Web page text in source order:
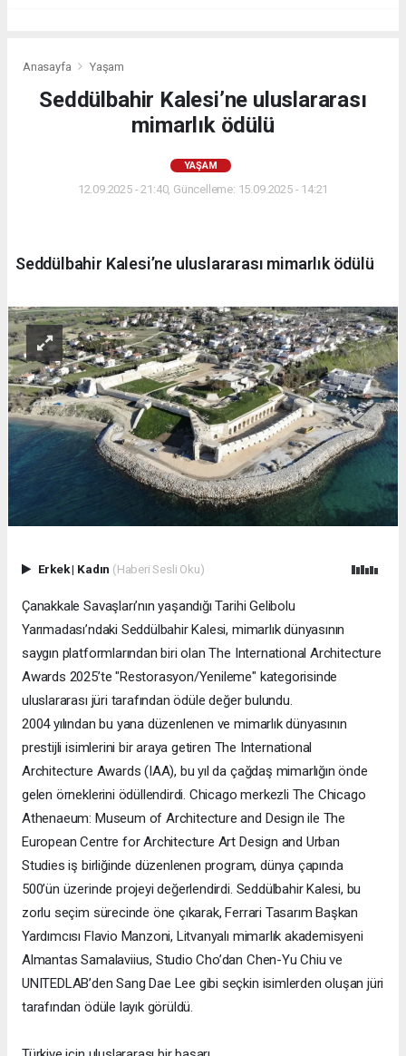
Anasayfa Yaşam
Seddülbahir Kalesi’ne uluslararası
mimarlık ödülü
YAŞAM
12.09.2025 - 21:40, Güncelleme: 15.09.2025 - 14:21
Seddülbahir Kalesi’ne uluslararası mimarlık ödülü
Erkek| Kadın (Haberi Sesli Oku)
Çanakkale Savaşları’nın yaşandığı Tarihi Gelibolu
Yarımadası’ndaki Seddülbahir Kalesi, mimarlık dünyasının
saygın platformlarından biri olan The International Architecture
Awards 2025’te "Restorasyon/Yenileme" kategorisinde
uluslararası jüri tarafından ödüle değer bulundu.
2004 yılından bu yana düzenlenen ve mimarlık dünyasının
prestijli isimlerini bir araya getiren The International
Architecture Awards (IAA), bu yıl da çağdaş mimarlığın önde
gelen örneklerini ödüllendirdi. Chicago merkezli The Chicago
Athenaeum: Museum of Architecture and Design ile The
European Centre for Architecture Art Design and Urban
Studies iş birliğinde düzenlenen program, dünya çapında
500’ün üzerinde projeyi değerlendirdi. Seddülbahir Kalesi, bu
zorlu seçim sürecinde öne çıkarak, Ferrari Tasarım Başkan
Yardımcısı Flavio Manzoni, Litvanyalı mimarlık akademisyeni
Almantas Samalaviius, Studio Cho’dan Chen-Yu Chiu ve
UNITEDLAB’den Sang Dae Lee gibi seçkin isimlerden oluşan jüri
tarafından ödüle layık görüldü.